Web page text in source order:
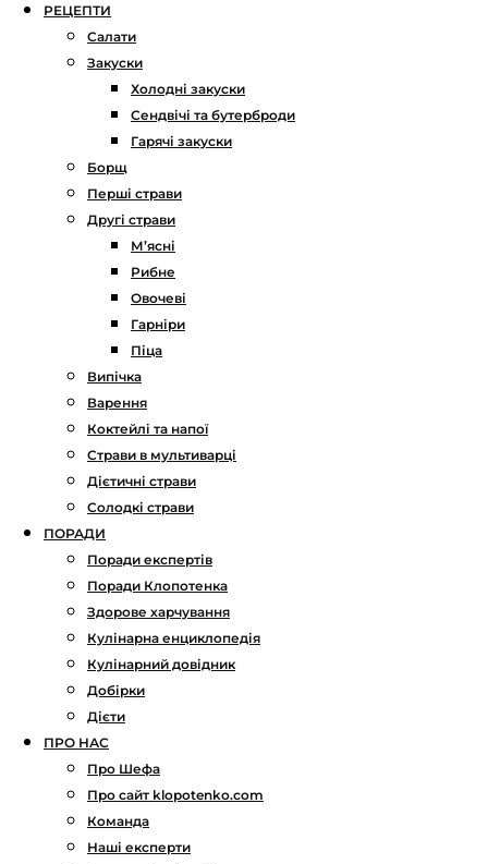
РЕЦЕПТИ
Салати
Закуски
Холодні закуски
Сендвічі та бутерброди
Гарячі закуски
Борщ
Перші страви
Другі страви
М’ясні
Рибне
Овочеві
Гарніри
Піца
Випічка
Варення
Коктейлі та напої
Страви в мультиварці
Дієтичні страви
Солодкі страви
ПОРАДИ
Поради експертів
Поради Клопотенка
Здорове харчування
Кулінарна енциклопедія
Кулінарний довідник
Добірки
Дієти
ПРО НАС
Про Шефа
Про сайт klopotenko.com
Команда
Наші експерти